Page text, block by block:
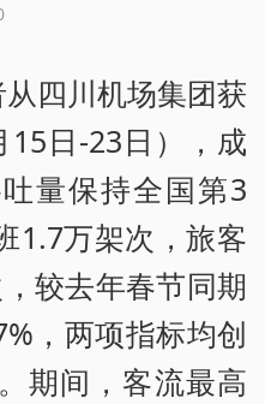
四川机场集团获
日-23日），成
量保持全国第3
1.7万架次，旅客
较去年春节同期
，两项指标均创
期间，客流最高